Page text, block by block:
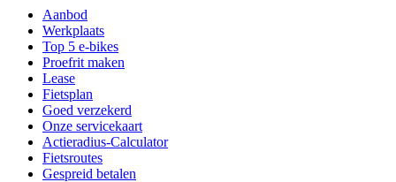
Aanbod
Werkplaats
Top 5 e-bikes
Proefrit maken
Lease
Fietsplan
Goed verzekerd
Onze servicekaart
Actieradius-Calculator
Fietsroutes
Gespreid betalen